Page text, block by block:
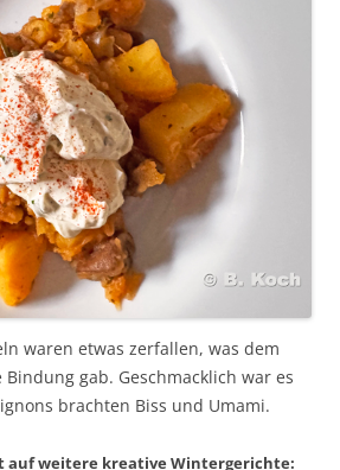
waren etwas zerfallen, was dem
Bindung gab. Geschmacklich war es
brachten Biss und Umami.
auf weitere kreative Wintergerichte: